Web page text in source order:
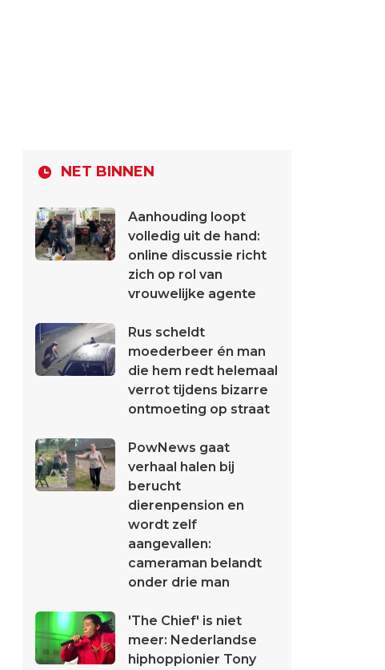
NET BINNEN
Aanhouding loopt
volledig uit de hand:
online discussie richt
zich op rol van
vrouwelijke agente
Rus scheldt
moederbeer én man
die hem redt helemaal
verrot tijdens bizarre
ontmoeting op straat
PowNews gaat
verhaal halen bij
berucht
dierenpension en
wordt zelf
aangevallen:
cameraman belandt
onder drie man
'The Chief' is niet
meer: Nederlandse
hiphoppionier Tony